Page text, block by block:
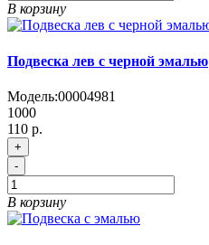
В корзину
Подвеска лев с черной эмалью
Модель:00004981
1000
110 р.
+
-
В корзину